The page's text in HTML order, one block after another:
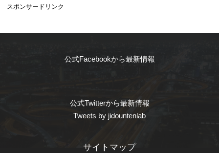
スポンサードリンク
公式Facebookから最新情報
公式Twitterから最新情報
Tweets by jidountenlab
サイトマップ